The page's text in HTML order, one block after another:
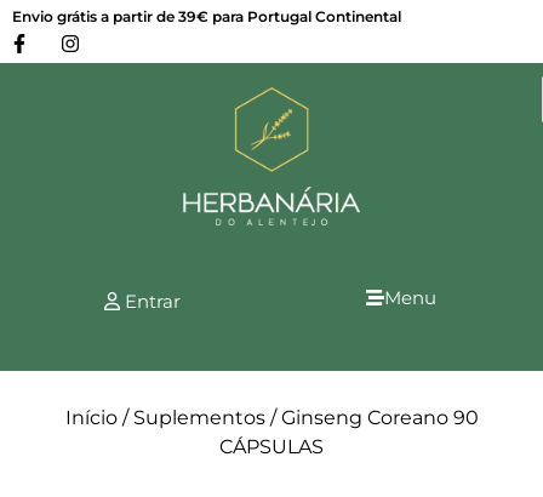
Envio grátis a partir de 39€ para Portugal Continental
Entrar Menu
Início/ Suplementos/ Ginseng Coreano 90
CÁPSULAS